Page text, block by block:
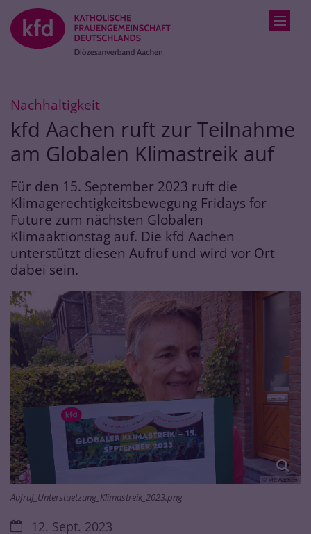
Zum Inhalt springen
Nachhaltigkeit
kfd Aachen ruft zur Teilnahme
am Globalen Klimastreik auf
Für den 15. September 2023 ruft die
Klimagerechtigkeitsbewegung Fridays for
Future zum nächsten Globalen
Klimaaktionstag auf. Die kfd Aachen
unterstützt diesen Aufruf und wird vor Ort
dabei sein.
© kfd Aachen
Aufruf_Unterstuetzung_Klimastreik_2023.png
Datum:12. Sept. 2023